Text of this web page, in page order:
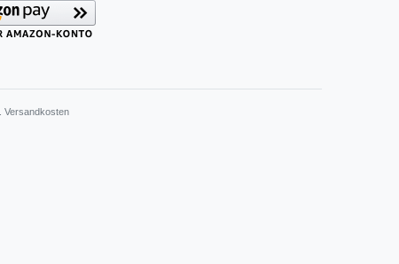
Versandkosten